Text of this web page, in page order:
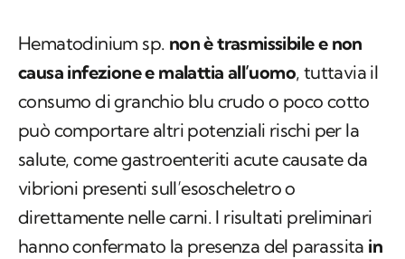
Hematodinium sp. non è trasmissibile e non
causa infezione e malattia all’uomo, tuttavia il
consumo di granchio blu crudo o poco cotto
può comportare altri potenziali rischi per la
salute, come gastroenteriti acute causate da
vibrioni presenti sull’esoscheletro o
direttamente nelle carni. I risultati preliminari
hanno confermato la presenza del parassita in